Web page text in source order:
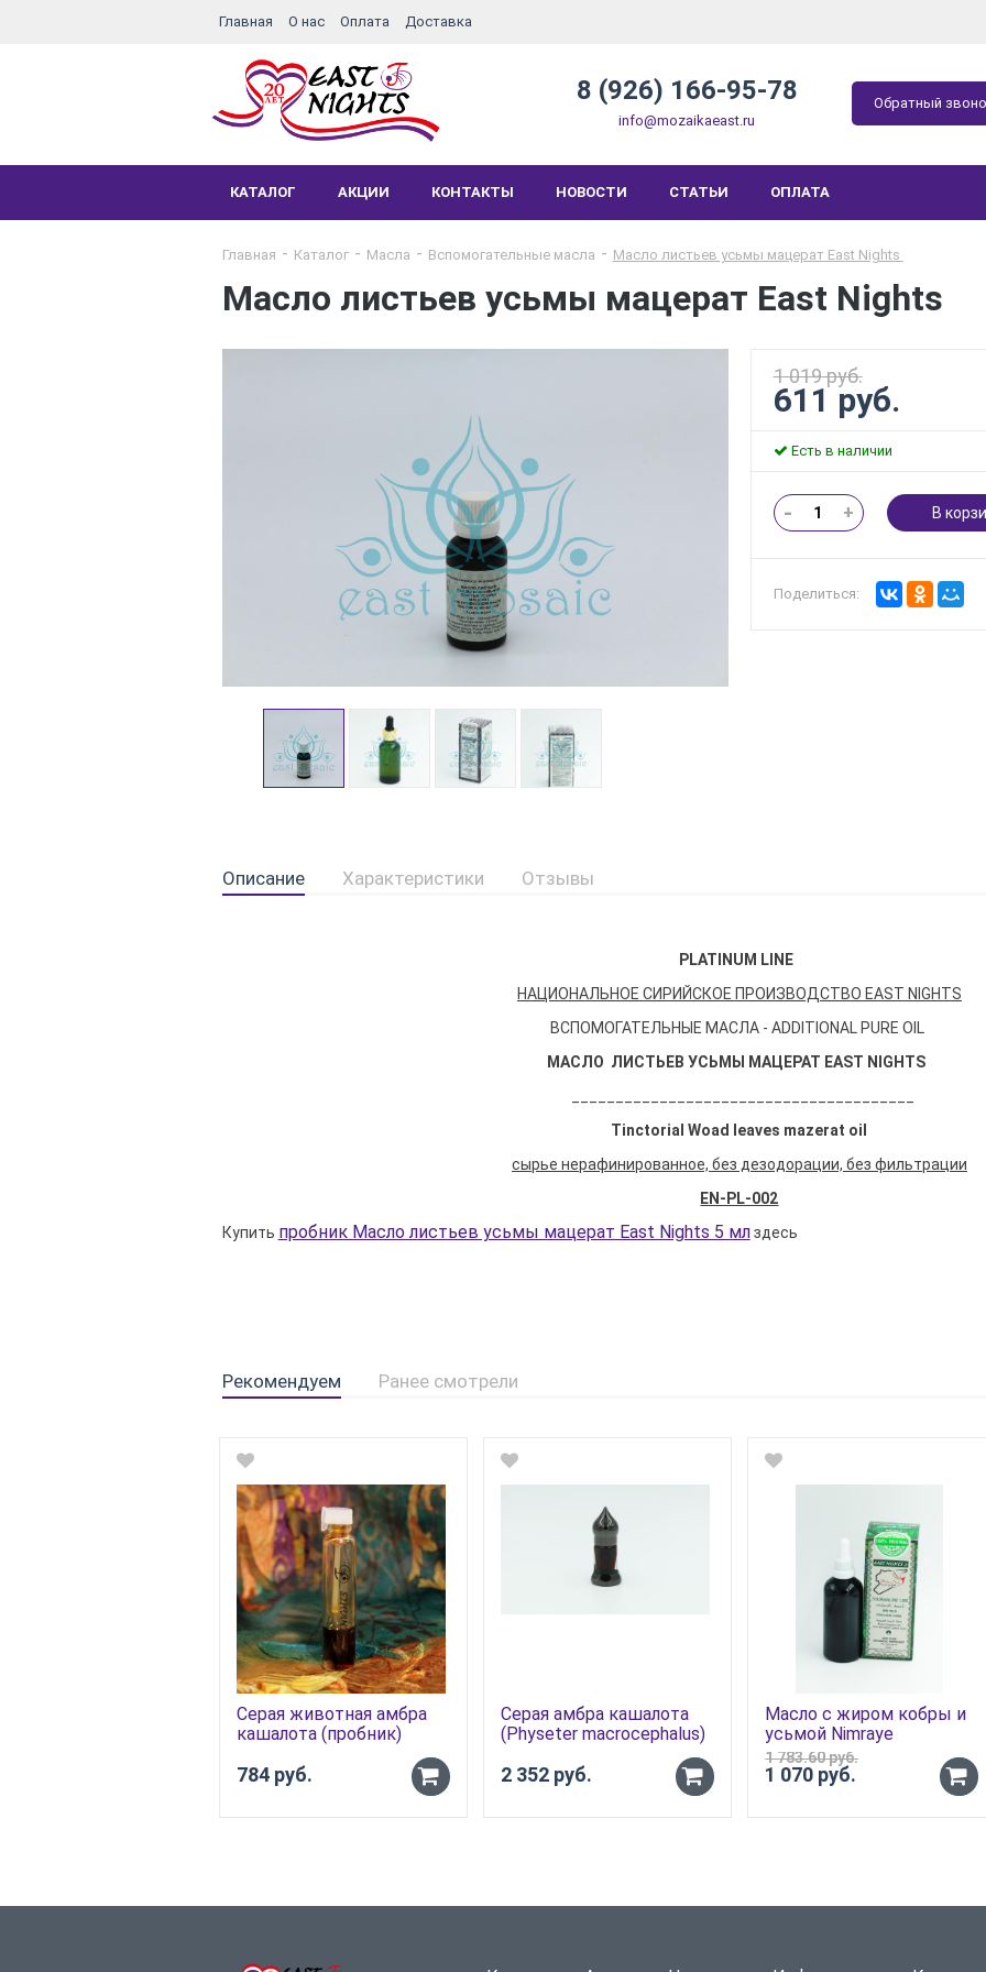
Главная О нас Оплата Доставка
8 (926) 166-95-78
info@mozaikaeast.ru
Обратный
КАТАЛОГ АКЦИИ КОНТАКТЫ НОВОСТИ СТАТЬИ ОПЛАТА
Главная Каталог Масла Вспомогательные масла Масло листьев усьмы мацерат East Nights
Масло листьев усьмы мацерат East Nights
611 руб.
1 019 руб.
Есть в наличии
- + В
Поделиться:
Описание Характеристики Отзывы
PLATINUM LINE
НАЦИОНАЛЬНОЕ СИРИЙСКОЕ ПРОИЗВОДСТВО EAST NIGHTS
ВСПОМОГАТЕЛЬНЫЕ МАСЛА - ADDITIONAL PURE OIL
МАСЛО ЛИСТЬЕВ УСЬМЫ МАЦЕРАТ EAST NIGHTS
Tinctorial Woad leaves mazerat oil
сырье нерафинированное, без дезодорации, без фильтрации
EN-PL-002
Купить пробник Масло листьев усьмы мацерат East Nights 5 млздесь
Рекомендуем Ранее смотрели
Серая животная амбра
кашалота (пробник)
784 руб. -
Серая амбра кашалота
(Physeter macrocephalus)
2 352 руб. -
Масло с жиром кобры и
усьмой Nimraye
«Моментальное»
1 070 руб.
1 783.60 руб.
-